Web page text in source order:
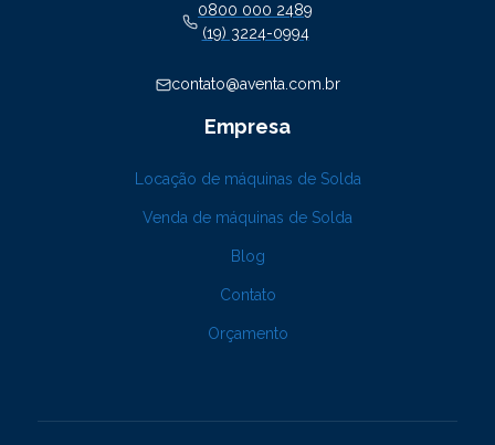
0800 000 2489
(19) 3224-0994
contato@aventa.com.br
Empresa
Locação de máquinas de Solda
Venda de máquinas de Solda
Blog
Contato
Orçamento